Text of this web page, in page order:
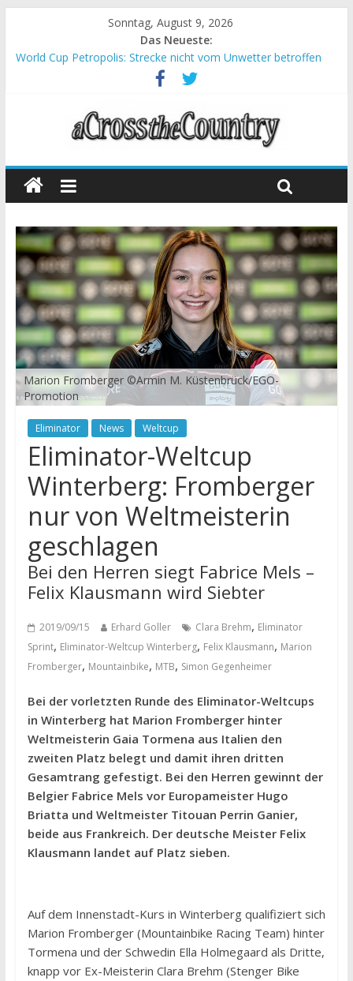
Sonntag, August 9, 2026
Das Neueste:
World Cup Petropolis: Strecke nicht vom Unwetter betroffen
Krumbach und Obergessertshausen: Mountainbike-Bundesliga
Supercup Massi Banyoles: Siege für Carod und Richards
Halbzeit beim Andalucia Bike Race: Weltmeister Seewald führt
Chelva: Schweizer Doppelsieg beim ersten XCO-Rennen der
Marion Fromberger ©Armin M. Küstenbrück/EGO-
Promotion
Eliminator News Weltcup
Eliminator-Weltcup
Winterberg: Fromberger
nur von Weltmeisterin
geschlagen
Bei den Herren siegt Fabrice Mels –
Felix Klausmann wird Siebter
2019/09/15 Erhard Goller Clara Brehm, Eliminator
Sprint, Eliminator-Weltcup Winterberg, Felix Klausmann, Marion
Fromberger, Mountainbike, MTB, Simon Gegenheimer
Bei der vorletzten Runde des Eliminator-Weltcups
in Winterberg hat Marion Fromberger hinter
Weltmeisterin Gaia Tormena aus Italien den
zweiten Platz belegt und damit ihren dritten
Gesamtrang gefestigt. Bei den Herren gewinnt der
Belgier Fabrice Mels vor Europameister Hugo
Briatta und Weltmeister Titouan Perrin Ganier,
beide aus Frankreich. Der deutsche Meister Felix
Klausmann landet auf Platz sieben.
Auf dem Innenstadt-Kurs in Winterberg qualifiziert sich
Marion Fromberger (Mountainbike Racing Team) hinter
Tormena und der Schwedin Ella Holmegaard als Dritte,
knapp vor Ex-Meisterin Clara Brehm (Stenger Bike